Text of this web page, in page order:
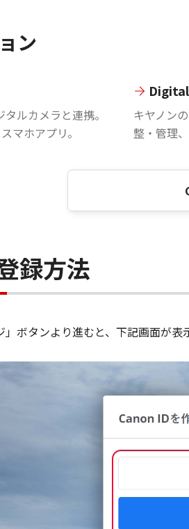
ン
ルカメラと連携。
マホアプリ。
キヤノン
整・管理
録方法
」ボタンより進むと、下記画面が表